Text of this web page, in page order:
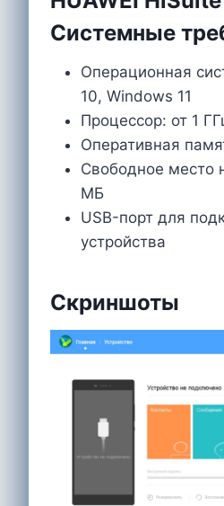
Системные
Операционная
10, Windows 11
Процессор: от 1
Оперативная
Свободное место
МБ
USB-порт для
устройства
Скриншоты